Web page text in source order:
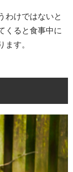
わけではないと
くると食事中に
ます。